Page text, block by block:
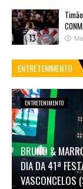
ENTRETENIMENTO
ENTRETENIMENTO
BRUNO &
DIA DA 41ª
VASCONCELOS